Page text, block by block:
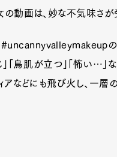
動画は、妙な不気味さが
の
「鳥肌が立つ」「怖い…」
アなどにも飛び火し、一層